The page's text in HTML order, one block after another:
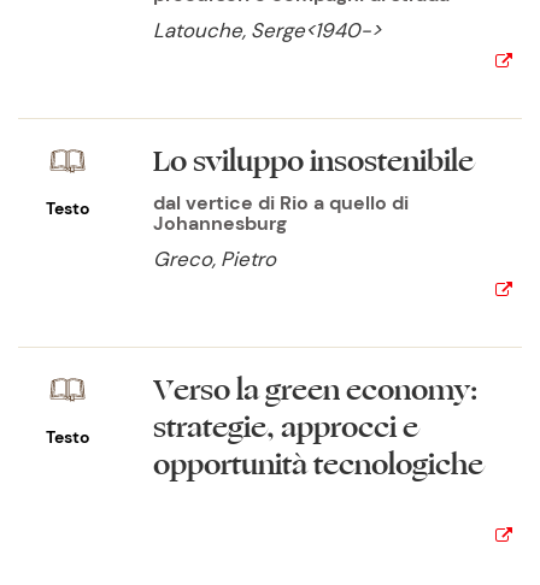
Latouche, Serge<1940->
Testo
Lo sviluppo insostenibile
dal vertice di Rio a quello di
Johannesburg
Greco, Pietro
Testo
Verso la green economy:
strategie, approcci e
opportunità tecnologiche